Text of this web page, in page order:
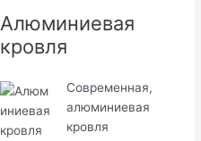
Алюминиевая
кровля
Современная,
алюминиевая
кровля